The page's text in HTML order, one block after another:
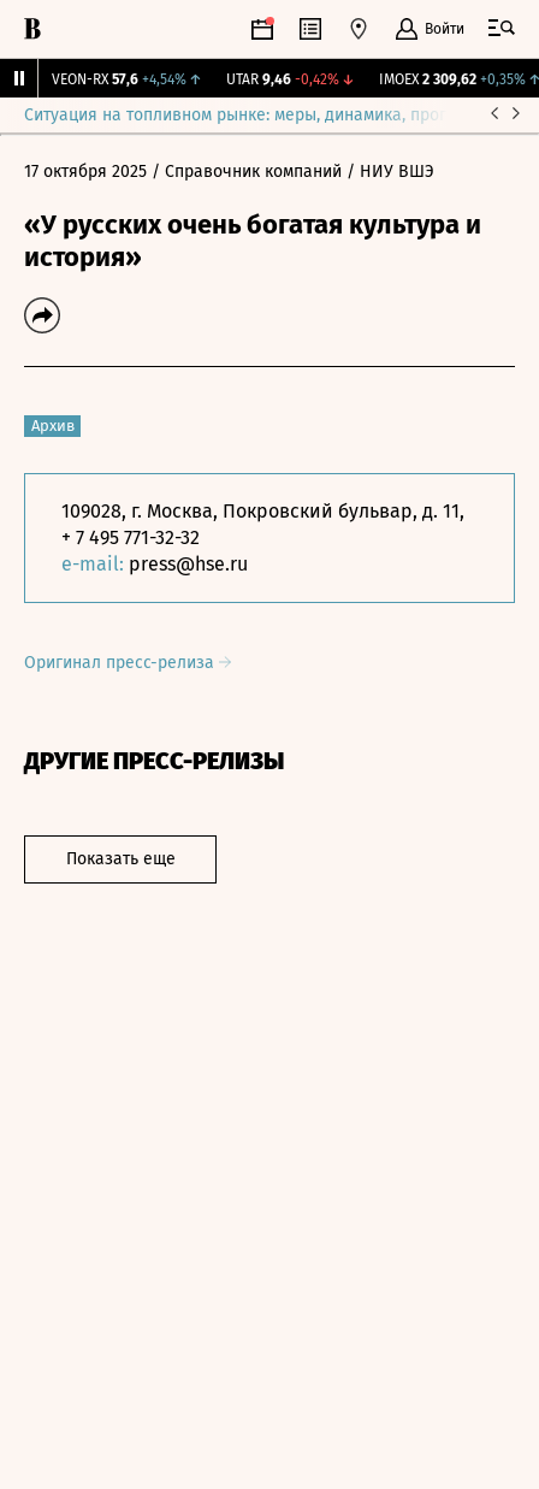
Войти
VEON-RX 57,6 +4,54%↑ UTAR 9,46 -0,42%↓ IMOEX 2 309,62 +0,35%↑
Ситуация на топливном рынке: меры, динамика, прогнозы
17 октября 2025 / Справочник компаний / НИУ ВШЭ
«У русских очень богатая культура и
история»
Архив
109028, г. Москва, Покровский бульвар, д. 11,
+ 7 495 771-32-32
e-mail: press@hse.ru
Оригинал пресс-релиза
ДРУГИЕ ПРЕСС-РЕЛИЗЫ
Показать еще